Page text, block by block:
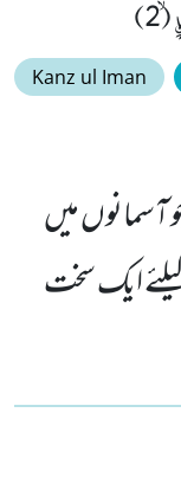
Kanz ul Iman
آسمانوں میں
ایک سخت